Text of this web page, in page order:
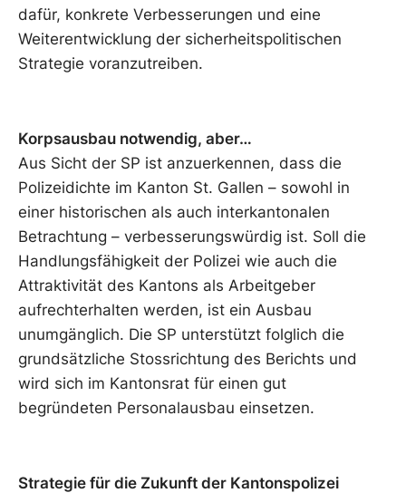
dafür, konkrete Verbesserungen und eine
Weiterentwicklung der sicherheitspolitischen
Strategie voranzutreiben.
Korpsausbau notwendig, aber…
Aus Sicht der SP ist anzuerkennen, dass die
Polizeidichte im Kanton St. Gallen – sowohl in
einer historischen als auch interkantonalen
Betrachtung – verbesserungswürdig ist. Soll die
Handlungsfähigkeit der Polizei wie auch die
Attraktivität des Kantons als Arbeitgeber
aufrechterhalten werden, ist ein Ausbau
unumgänglich. Die SP unterstützt folglich die
grundsätzliche Stossrichtung des Berichts und
wird sich im Kantonsrat für einen gut
begründeten Personalausbau einsetzen.
Strategie für die Zukunft der Kantonspolizei